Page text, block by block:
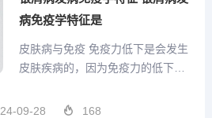
某...
病免疫学特征是
皮肤病与免疫 免疫力低下是会发生
皮肤疾病的，因为免疫力的低下有
较顽固的疾病，在药物治疗的同
24-09-28 168